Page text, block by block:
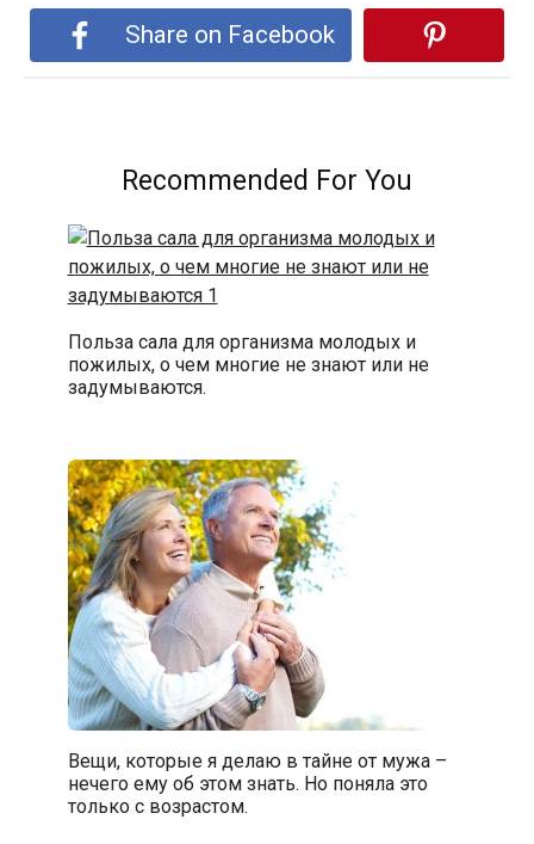
Share on Facebook
Recommended For You
Польза сала для организма молодых и
пожилых, о чем многие не знают или не
задумываются.
Вещи, которые я делаю в тайне от мужа –
нечего ему об этом знать. Но поняла это
только с возрастом.